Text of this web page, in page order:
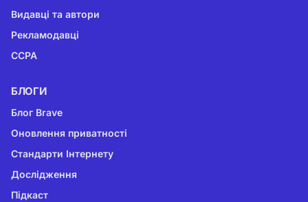
Видавці та автори
Рекламодавці
CCPA
БЛОГИ
Блог Brave
Оновлення приватності
Стандарти Інтернету
Дослідження
Підкаст